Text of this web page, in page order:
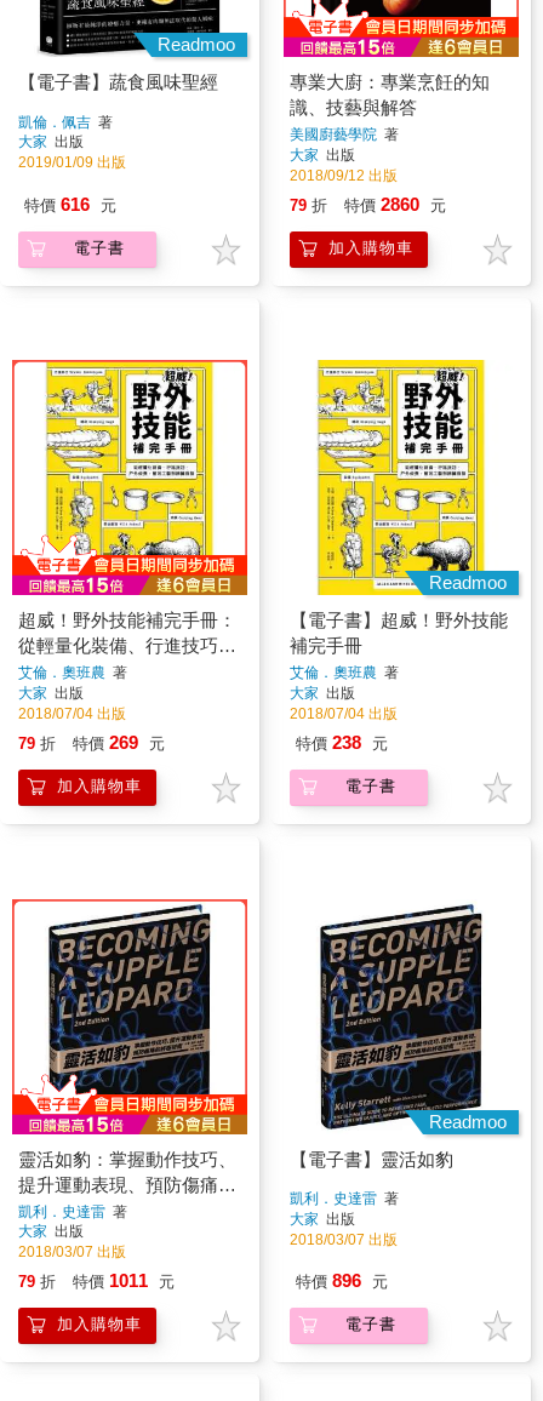
Readmoo
【電子書】蔬食風味聖經
凱倫．佩吉 著
大家 出版
2019/01/09 出版
特價 616 元
電子書
專業大廚：專業烹飪的知
識、技藝與解答
美國廚藝學院 著
大家 出版
2018/09/12 出版
79 折 特價 2860 元
加入購物車
超威！野外技能補完手冊：
從輕量化裝備、行進技巧、
戶外炊煮、營地工藝到辨識
危險
艾倫．奧班農 著
大家 出版
2018/07/04 出版
79 折 特價 269 元
加入購物車
Readmoo
【電子書】超威！野外技能
補完手冊
艾倫．奧班農 著
大家 出版
2018/07/04 出版
特價 238 元
電子書
靈活如豹：掌握動作技巧、
提升運動表現、預防傷痛的
終極指南
凱利．史達雷 著
大家 出版
2018/03/07 出版
79 折 特價 1011 元
加入購物車
Readmoo
【電子書】靈活如豹
凱利．史達雷 著
大家 出版
2018/03/07 出版
特價 896 元
電子書